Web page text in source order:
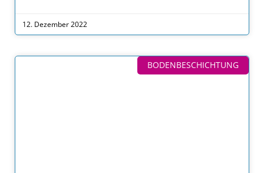
12. Dezember 2022
BODENBESCHICHTUNG